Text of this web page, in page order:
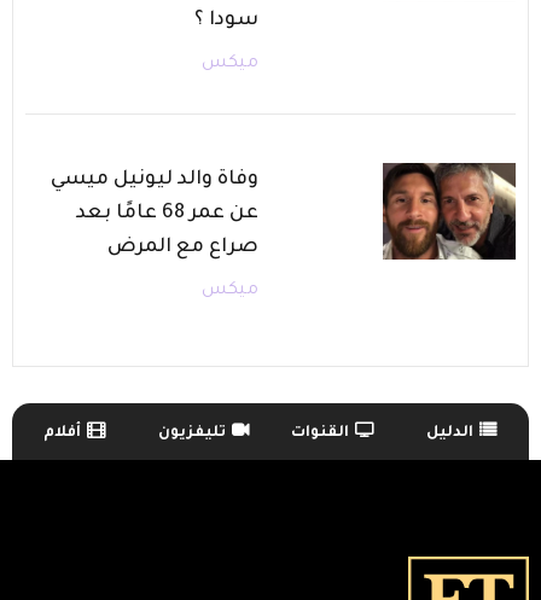
سودا ؟
ميكس
وفاة والد ليونيل ميسي
عن عمر 68 عامًا بعد
صراع مع المرض
ميكس
TV Guide Menu الدليل القنوات تليفزيون أفلام